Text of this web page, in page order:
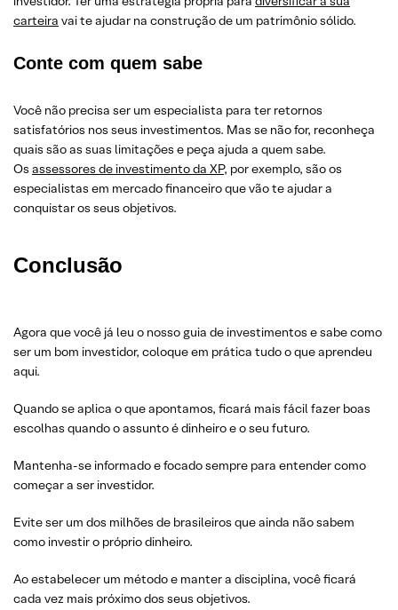
carteira vai te ajudar na construção de um patrimônio sólido.
Conte com quem sabe
Você não precisa ser um especialista para ter retornos
satisfatórios nos seus investimentos. Mas se não for, reconheça
quais são as suas limitações e peça ajuda a quem sabe.
Os assessores de investimento da XP, por exemplo, são os
especialistas em mercado financeiro que vão te ajudar a
conquistar os seus objetivos.
Conclusão
Agora que você já leu o nosso guia de investimentos e sabe como
ser um bom investidor, coloque em prática tudo o que aprendeu
aqui.
Quando se aplica o que apontamos, ficará mais fácil fazer boas
escolhas quando o assunto é dinheiro e o seu futuro.
Mantenha-se informado e focado sempre para entender como
começar a ser investidor.
Evite ser um dos milhões de brasileiros que ainda não sabem
como investir o próprio dinheiro.
Ao estabelecer um método e manter a disciplina, você ficará
cada vez mais próximo dos seus objetivos.